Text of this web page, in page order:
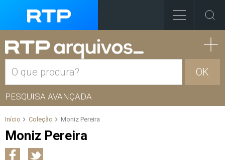
OK
PESQUISA AVANÇADA
Início Coleção Moniz Pereira
Moniz Pereira